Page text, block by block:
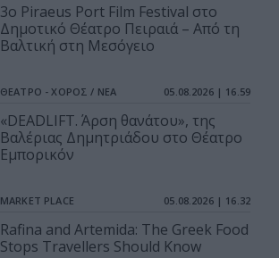
3o Piraeus Port Film Festival στο
Δημοτικό Θέατρο Πειραιά – Από τη
Βαλτική στη Μεσόγειο
ΘΕΑΤΡΟ - ΧΟΡΟΣ / ΝΕΑ 05.08.2026 | 16.59
«DEADLIFT. Άρση θανάτου», της
Βαλέριας Δημητριάδου στο Θέατρο
Εμπορικόν
MARKET PLACE 05.08.2026 | 16.32
Rafina and Artemida: The Greek Food
Stops Travellers Should Know